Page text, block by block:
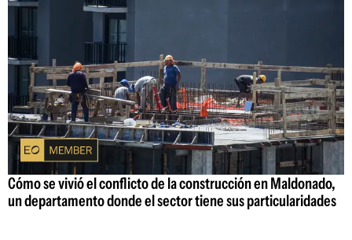
Cómo se vivió el conflicto de la construcción en Maldonado,
un departamento donde el sector tiene sus particularidades